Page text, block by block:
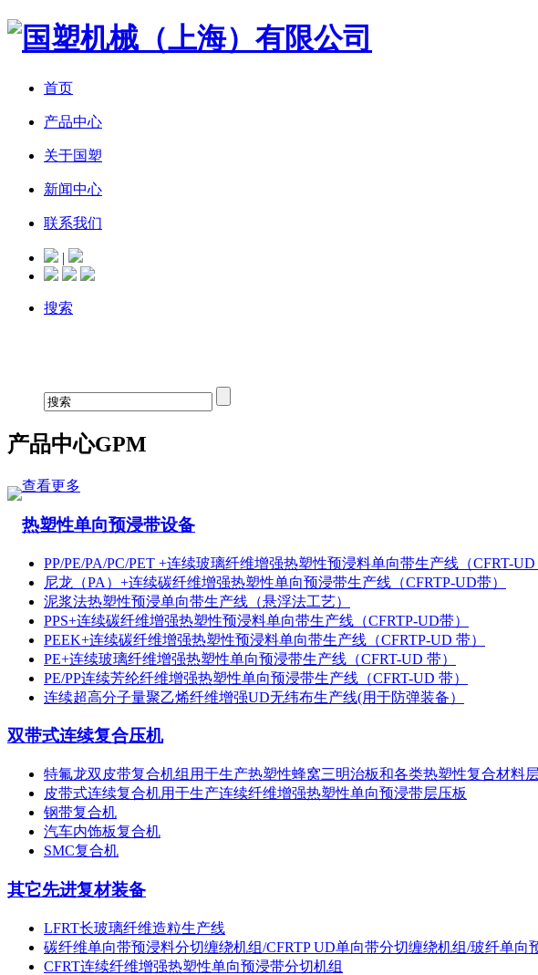
首页
产品中心
关于国塑
新闻中心
联系我们
|
搜索
产品中心GPM
查看更多
热塑性单向预浸带设备
PP/PE/PA/PC/PET +连续玻璃纤维增强热塑性预浸料单向带生产线（CFRT-UD
尼龙（PA）+连续碳纤维增强热塑性单向预浸带生产线（CFRTP-UD带）
泥浆法热塑性预浸单向带生产线（悬浮法工艺）
PPS+连续碳纤维增强热塑性预浸料单向带生产线（CFRTP-UD带）
PEEK+连续碳纤维增强热塑性预浸料单向带生产线（CFRTP-UD 带）
PE+连续玻璃纤维增强热塑性单向预浸带生产线（CFRT-UD 带）
PE/PP连续芳纶纤维增强热塑性单向预浸带生产线（CFRT-UD 带）
连续超高分子量聚乙烯纤维增强UD无纬布生产线(用于防弹装备）
双带式连续复合压机
特氟龙双皮带复合机组用于生产热塑性蜂窝三明治板和各类热塑性复合材料
皮带式连续复合机用于生产连续纤维增强热塑性单向预浸带层压板
钢带复合机
汽车内饰板复合机
SMC复合机
其它先进复材装备
LFRT长玻璃纤维造粒生产线
碳纤维单向带预浸料分切缠绕机组/CFRTP UD单向带分切缠绕机组/玻纤单向
CFRT连续纤维增强热塑性单向预浸带分切机组